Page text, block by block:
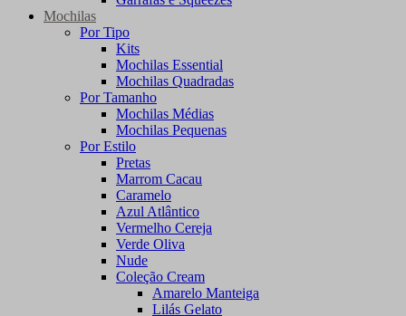
Mochilas
Por Tipo
Kits
Mochilas Essential
Mochilas Quadradas
Por Tamanho
Mochilas Médias
Mochilas Pequenas
Por Estilo
Pretas
Marrom Cacau
Caramelo
Azul Atlântico
Vermelho Cereja
Verde Oliva
Nude
Coleção Cream
Amarelo Manteiga
Lilás Gelato